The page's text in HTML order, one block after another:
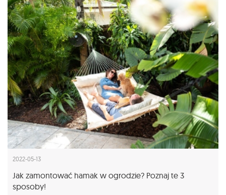
2022-05-13
Jak zamontować hamak w ogrodzie? Poznaj te 3
sposoby!